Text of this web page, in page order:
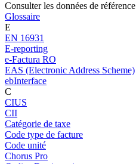
Consulter les données de référence
Glossaire
E
EN 16931
E-reporting
e-Factura RO
EAS (Electronic Address Scheme)
ebInterface
C
CIUS
CII
Catégorie de taxe
Code type de facture
Code unité
Chorus Pro